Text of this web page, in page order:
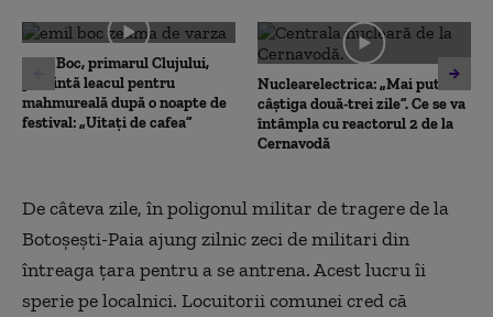
0
seconds
Emil Boc, primarul Clujului,
prezintă leacul pentru
mahmureală după o noapte de
festival: „Uitați de cafea”
Nuclearelectrica: „Mai putem
câștiga două-trei zile”. Ce se va
întâmpla cu reactorul 2 de la
Cernavodă
De câteva zile, în poligonul militar de tragere de la
Botoşeşti-Paia ajung zilnic zeci de militari din
întreaga țara pentru a se antrena. Acest lucru îi
sperie pe localnici. Locuitorii comunei cred că